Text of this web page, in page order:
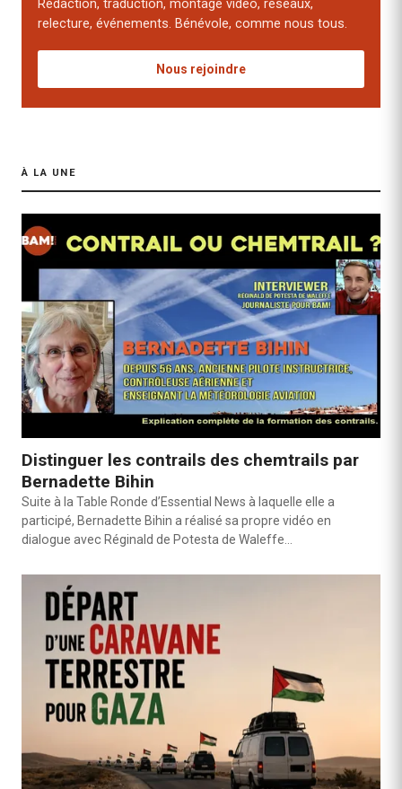
Rédaction, traduction, montage vidéo, réseaux,
relecture, événements. Bénévole, comme nous tous.
Nous rejoindre
À LA UNE
Distinguer les contrails des chemtrails par
Bernadette Bihin
Suite à la Table Ronde d’Essential News à laquelle elle a
participé, Bernadette Bihin a réalisé sa propre vidéo en
dialogue avec Réginald de Potesta de Waleffe…